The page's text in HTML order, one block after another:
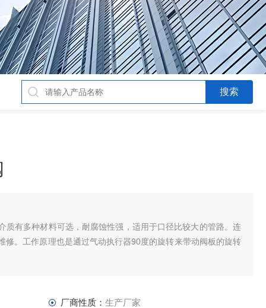
质有多种材料可选，耐腐蚀性强，适用于口径比较大的管路。连
修。工作原理也是通过气动执行器90度的旋转来带动阀板的旋转
厂商性质： 生产厂家